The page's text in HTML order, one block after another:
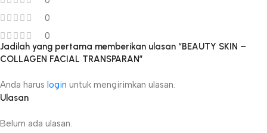
0
0
Ulasan
Belum ada ulasan.
Jadilah yang pertama memberikan ulasan “BEAUTY SKIN –
COLLAGEN FACIAL TRANSPARAN”
Anda harus login untuk mengirimkan ulasan.